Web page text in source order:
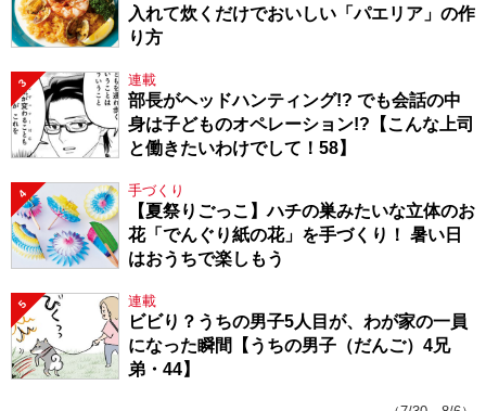
入れて炊くだけでおいしい「パエリア」の作
り方
3 連載
部長がヘッドハンティング!? でも会話の中
身は子どものオペレーション!?【こんな上司
と働きたいわけでして！58】
4 手づくり
【夏祭りごっこ】ハチの巣みたいな立体のお
花「でんぐり紙の花」を手づくり！ 暑い日
はおうちで楽しもう
5 連載
ビビり？うちの男子5人目が、わが家の一員
になった瞬間【うちの男子（だんご）4兄
弟・44】